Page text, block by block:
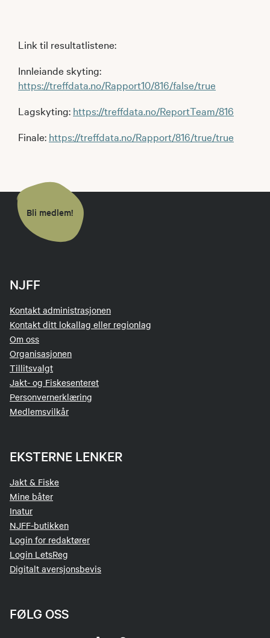
Link til resultatlistene:
Innleiande skyting:
https://treffdata.no/Rapport10/816/false/true
Lagskyting: https://treffdata.no/ReportTeam/816
Finale: https://treffdata.no/Rapport/816/true/true
Bli medlem!
NJFF
Kontakt administrasjonen
Kontakt ditt lokallag eller regionlag
Om oss
Organisasjonen
Tillitsvalgt
Jakt- og Fiskesenteret
Personvernerklæring
Medlemsvilkår
EKSTERNE LENKER
Jakt & Fiske
Mine båter
Inatur
NJFF-butikken
Login for redaktører
Login LetsReg
Digitalt aversjonsbevis
FØLG OSS